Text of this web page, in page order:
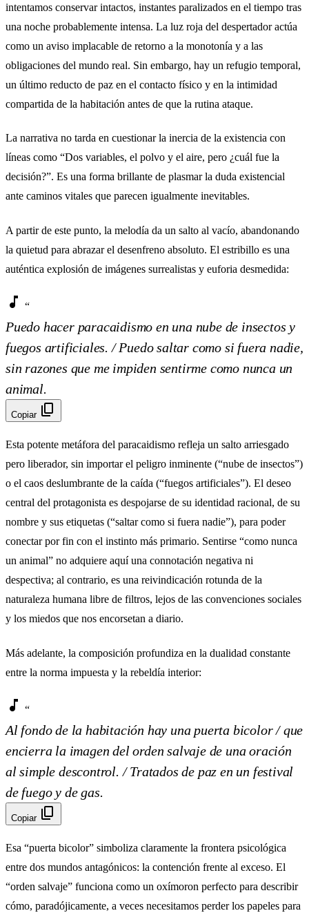
intentamos conservar intactos, instantes paralizados en el tiempo tras
una noche probablemente intensa. La luz roja del despertador actúa
como un aviso implacable de retorno a la monotonía y a las
obligaciones del mundo real. Sin embargo, hay un refugio temporal,
un último reducto de paz en el contacto físico y en la intimidad
compartida de la habitación antes de que la rutina ataque.
La narrativa no tarda en cuestionar la inercia de la existencia con
líneas como “Dos variables, el polvo y el aire, pero ¿cuál fue la
decisión?”. Es una forma brillante de plasmar la duda existencial
ante caminos vitales que parecen igualmente inevitables.
A partir de este punto, la melodía da un salto al vacío, abandonando
la quietud para abrazar el desenfreno absoluto. El estribillo es una
auténtica explosión de imágenes surrealistas y euforia desmedida:
music_note “
Puedo hacer paracaidismo en una nube de insectos y
fuegos artificiales. / Puedo saltar como si fuera nadie,
sin razones que me impiden sentirme como nunca un
animal.
Copiar content_copy
Esta potente metáfora del paracaidismo refleja un salto arriesgado
pero liberador, sin importar el peligro inminente (“nube de insectos”)
o el caos deslumbrante de la caída (“fuegos artificiales”). El deseo
central del protagonista es despojarse de su identidad racional, de su
nombre y sus etiquetas (“saltar como si fuera nadie”), para poder
conectar por fin con el instinto más primario. Sentirse “como nunca
un animal” no adquiere aquí una connotación negativa ni
despectiva; al contrario, es una reivindicación rotunda de la
naturaleza humana libre de filtros, lejos de las convenciones sociales
y los miedos que nos encorsetan a diario.
Más adelante, la composición profundiza en la dualidad constante
entre la norma impuesta y la rebeldía interior:
music_note “
Al fondo de la habitación hay una puerta bicolor / que
encierra la imagen del orden salvaje de una oración
al simple descontrol. / Tratados de paz en un festival
de fuego y de gas.
Copiar content_copy
Esa “puerta bicolor” simboliza claramente la frontera psicológica
entre dos mundos antagónicos: la contención frente al exceso. El
“orden salvaje” funciona como un oxímoron perfecto para describir
cómo, paradójicamente, a veces necesitamos perder los papeles para